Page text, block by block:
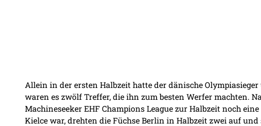
Allein in der ersten Halbzeit hatte der dänische
waren es zwölf Treffer, die ihn zum besten Werfer machten.
Machineseeker EHF Champions League zur Halbzeit noch
Kielce war, drehten die Füchse Berlin in Halbzeit zwei auf